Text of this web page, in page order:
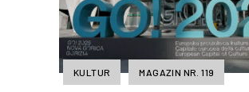
KULTUR MAGAZIN NR. 119